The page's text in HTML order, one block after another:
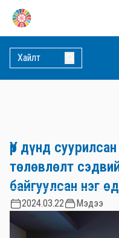
Үр дүнд
төлөвлөлт
байгуулсан нэг
2024.03.22 Мэдээ